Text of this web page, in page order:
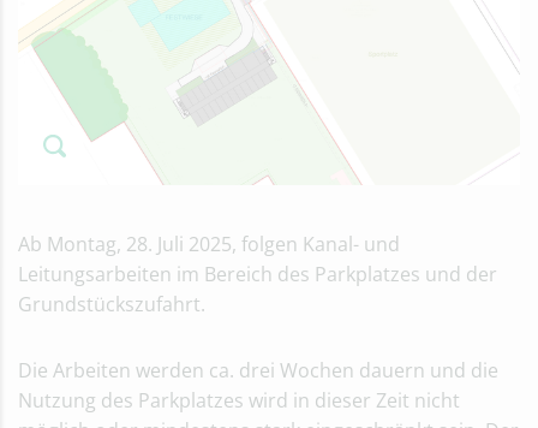
Ab Montag, 28. Juli 2025, folgen Kanal- und
Leitungsarbeiten im Bereich des Parkplatzes und der
Grundstückszufahrt.
Die Arbeiten werden ca. drei Wochen dauern und die
Nutzung des Parkplatzes wird in dieser Zeit nicht